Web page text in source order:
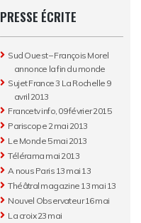
PRESSE ÉCRITE
Sud Ouest – François Morel
annonce la fin du monde
Sujet France 3 La Rochelle 9
avril 2013
Francetv info, 09 février 2015
Pariscope 2 mai 2013
Le Monde 5 mai 2013
Télérama mai 2013
A nous Paris 13 mai 13
Théâtral magazine 13 mai 13
Nouvel Observateur 16 mai
La croix 23 mai